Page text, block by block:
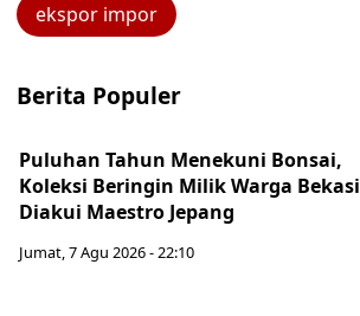
ekspor impor
Berita Populer
Puluhan Tahun Menekuni Bonsai,
Koleksi Beringin Milik Warga Bekasi
Diakui Maestro Jepang
Jumat, 7 Agu 2026 - 22:10